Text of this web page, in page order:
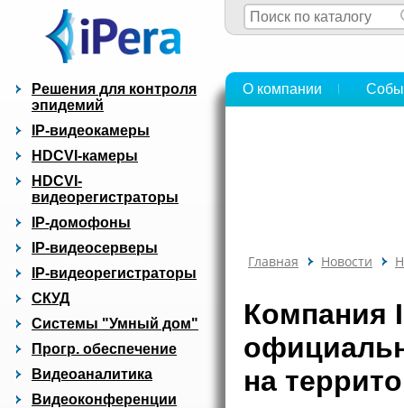
Решения для контроля
эпидемий
IP-видеокамеры
HDCVI-камеры
HDCVI-
видеорегистраторы
IP-домофоны
IP-видеосерверы
IP-видеорегистраторы
СКУД
Системы "Умный дом"
Прогр. обеспечение
Видеоаналитика
Видеоконференции
О компании
Главная Новости
Компания
на